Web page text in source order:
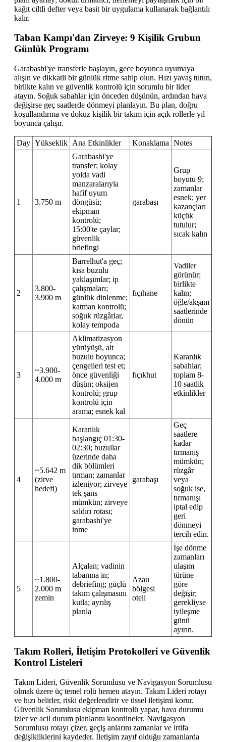
kağıt ciltli defter veya basit bir uygulama kullanarak bağlantılı
kalır.
Taban Kampı'dan Zirveye: 9 Kişilik Grubun
Günlük Programı
Garabashi'ye transferle başlayın, gece boyunca uyumaya
alışın ve dikkatli bir günlük ritme sahip olun. Hızı yavaş tutun,
birlikte kalın ve güvenlik kontrolü için sorumlu bir lider
atayın. Soğuk sabahlar için önceden düşünün, ardından hava
değişirse geç saatlerde dönmeyi planlayın. Bu plan, doğru
koşullandırma ve dokuz kişilik bir takım için açık rollerle yıl
boyunca çalışır.
Day Yükseklik Ana Etkinlikler Konaklama Notes
1 3.750 m
Garabashi'ye
transfer; kolay
yolda vadi
manzaralarıyla
hafif uyum
döngüsü;
ekipman
kontrolü;
15:00'te çaylar;
güvenlik
briefingi
garabaşı
Grup
boyutu 9;
zamanlar
esnek; yer
kazançları
küçük
tutulur;
sıcak kalın
2
3.800-
3.900 m
Barrelhut'a geç;
kısa buzulu
yaklaşımlar; ip
çalışmaları;
günlük dinlenme;
katman kontrolü;
soğuk rüzgârlar,
kolay tempoda
fıçıhane
Vadiler
görünür;
birlikte
kalın;
öğle/akşam
saatlerinde
dönün
3
~3.900-
4.000 m
Aklimatizasyon
yürüyüşü, alt
buzulu boyunca;
çengelleri test et;
önce güvenliği
düşün; oksijen
kontrolü; grup
kontrolü için
arama; esnek kal
fıçıkhut
Karanlık
sabahlar;
toplam 8-
10 saatlik
etkinlikler
4
~5.642 m
(zirve
hedefi)
Karanlık
başlangıç 01:30-
02:30; buzullar
üzerinde daha
dik bölümleri
tırman; zamanlar
izleniyor; zirveye
tek şans
mümkün; zirveye
saldırı rotası;
garabashi'ye
inme
garabaşı
Geç
saatlere
kadar
tırmanış
mümkün;
rüzgâr
veya
soğuk ise,
tırmanışı
iptal edip
geri
dönmeyi
tercih edin.
5
~1.800-
2.000 m
zemin
Alçalan; vadinin
tabanına in;
debriefing; güçlü
takım çalışmasını
kutla; ayrılış
planla
Azau
bölgesi
oteli
İşe dönme
zamanları
ulaşım
türüne
göre
değişir;
gerekliyse
iyileşme
günü
ayırın.
Takım Rolleri, İletişim Protokolleri ve Güvenlik
Kontrol Listeleri
Takım Lideri, Güvenlik Sorumlusu ve Navigasyon Sorumlusu
olmak üzere üç temel rolü hemen atayın. Takım Lideri rotayı
ve hızı belirler, riski değerlendirir ve üssel iletişimi korur.
Güvenlik Sorumlusu ekipman kontrolü yapar, hava durumu
izler ve acil durum planlarını koordineler. Navigasyon
Sorumlusu rotayı çizer, geçiş anlarını zamanlar ve irtifa
değişikliklerini kaydeder. İletişim zayıf olduğu zamanlarda